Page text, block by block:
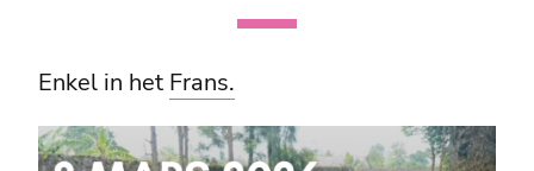
Enkel in het Frans.